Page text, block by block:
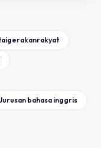
bahasa inggris